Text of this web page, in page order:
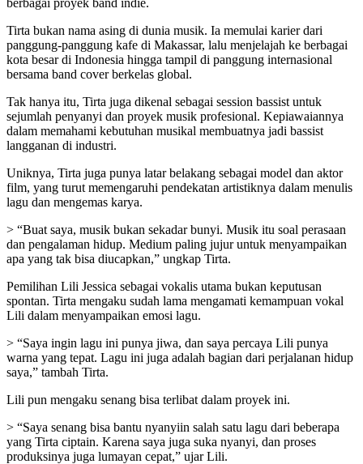
berbagai proyek band indie.
Tirta bukan nama asing di dunia musik. Ia memulai karier dari
panggung-panggung kafe di Makassar, lalu menjelajah ke berbagai
kota besar di Indonesia hingga tampil di panggung internasional
bersama band cover berkelas global.
Tak hanya itu, Tirta juga dikenal sebagai session bassist untuk
sejumlah penyanyi dan proyek musik profesional. Kepiawaiannya
dalam memahami kebutuhan musikal membuatnya jadi bassist
langganan di industri.
Uniknya, Tirta juga punya latar belakang sebagai model dan aktor
film, yang turut memengaruhi pendekatan artistiknya dalam menulis
lagu dan mengemas karya.
> “Buat saya, musik bukan sekadar bunyi. Musik itu soal perasaan
dan pengalaman hidup. Medium paling jujur untuk menyampaikan
apa yang tak bisa diucapkan,” ungkap Tirta.
Pemilihan Lili Jessica sebagai vokalis utama bukan keputusan
spontan. Tirta mengaku sudah lama mengamati kemampuan vokal
Lili dalam menyampaikan emosi lagu.
> “Saya ingin lagu ini punya jiwa, dan saya percaya Lili punya
warna yang tepat. Lagu ini juga adalah bagian dari perjalanan hidup
saya,” tambah Tirta.
Lili pun mengaku senang bisa terlibat dalam proyek ini.
> “Saya senang bisa bantu nyanyiin salah satu lagu dari beberapa
yang Tirta ciptain. Karena saya juga suka nyanyi, dan proses
produksinya juga lumayan cepat,” ujar Lili.